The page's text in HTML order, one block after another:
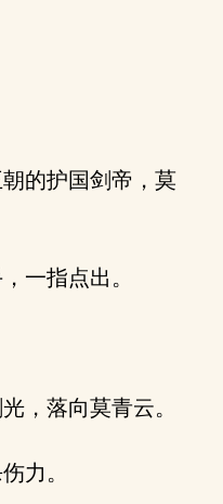
的护国剑帝，莫
一指点出。
，落向莫青云。
力。